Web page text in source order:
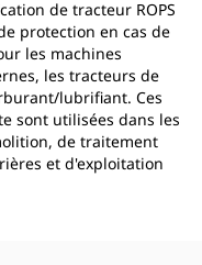
de tracteur ROPS
protection en cas de
les machines
les tracteurs de
lubrifiant. Ces
sont utilisées dans les
de traitement
et d'exploitation